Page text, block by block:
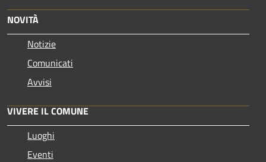
NOVITÀ
Notizie
Comunicati
Avvisi
VIVERE IL COMUNE
Luoghi
Eventi